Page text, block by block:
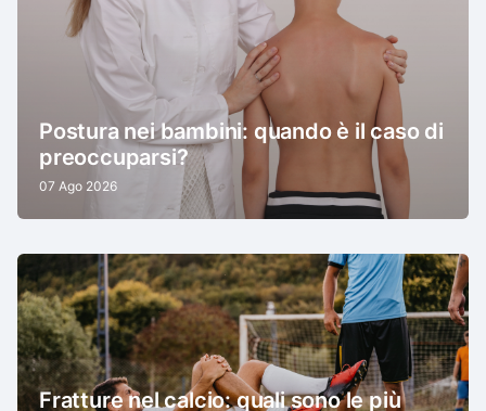
Postura nei bambini: quando è il caso di
preoccuparsi?
07 Ago 2026
Fratture nel calcio: quali sono le più